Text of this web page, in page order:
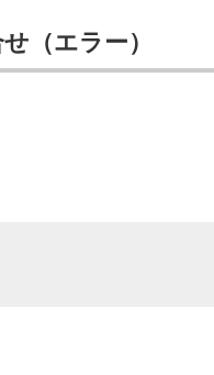
（エラー）